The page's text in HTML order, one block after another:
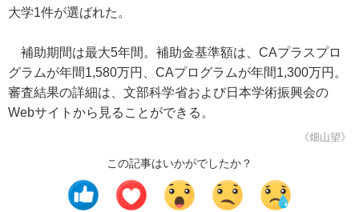
大学1件が選ばれた。
補助期間は最大5年間。補助金基準額は、CAプラスプロ
グラムが年間1,580万円、CAプログラムが年間1,300万円。
審査結果の詳細は、文部科学省および日本学術振興会の
Webサイトから見ることができる。
《畑山望》
この記事はいかがでしたか？